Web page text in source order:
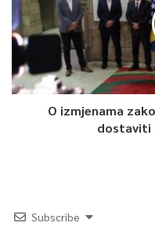
O izmjenama
dostaviti
Subscribe